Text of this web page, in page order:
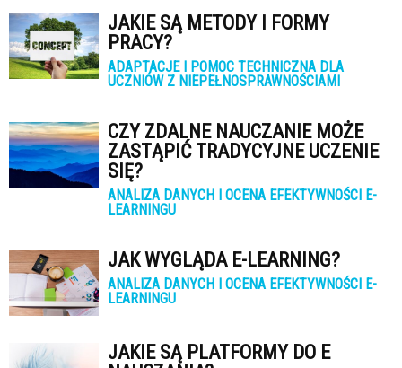
JAKIE SĄ METODY I FORMY
PRACY?
ADAPTACJE I POMOC TECHNICZNA DLA
UCZNIÓW Z NIEPEŁNOSPRAWNOŚCIAMI
CZY ZDALNE NAUCZANIE MOŻE
ZASTĄPIĆ TRADYCYJNE UCZENIE
SIĘ?
ANALIZA DANYCH I OCENA EFEKTYWNOŚCI E-
LEARNINGU
JAK WYGLĄDA E-LEARNING?
ANALIZA DANYCH I OCENA EFEKTYWNOŚCI E-
LEARNINGU
JAKIE SĄ PLATFORMY DO E